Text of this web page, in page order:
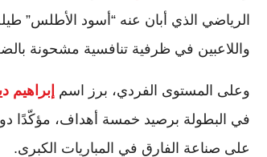
الرياضي الذي أبان عنه “أسود الأطلس”
واللاعبين في ظرفية تنافسية مشحونة
وعلى المستوى الفردي، برز اسم إبراهيم
في البطولة برصيد خمسة أهداف، مؤكّدًا
على صناعة الفارق في المباريات الكبرى.